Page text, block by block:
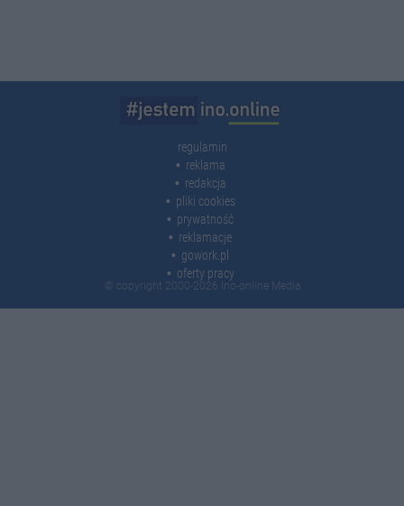
regulamin
reklama
redakcja
pliki cookies
prywatność
reklamacje
gowork.pl
oferty pracy
© copyright 2000-2026 Ino-online Media